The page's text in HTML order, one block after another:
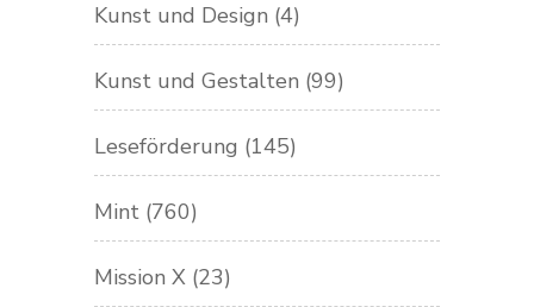
Kunst und Design (4)
Kunst und Gestalten (99)
Leseförderung (145)
Mint (760)
Mission X (23)